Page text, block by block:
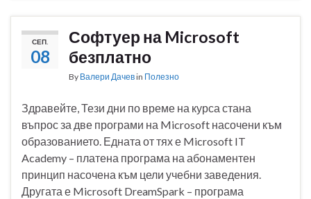
СЕП.
08
Софтуер на Microsoft
безплатно
By Валери Дачевin Полезно
Здравейте, Тези дни по време на курса стана
въпрос за две програми на Microsoft насочени към
образованието. Едната от тях е Microsoft IT
Academy – платена програма на абонаментен
принцип насочена към цели учебни заведения.
Другата е Microsoft DreamSpark – програма